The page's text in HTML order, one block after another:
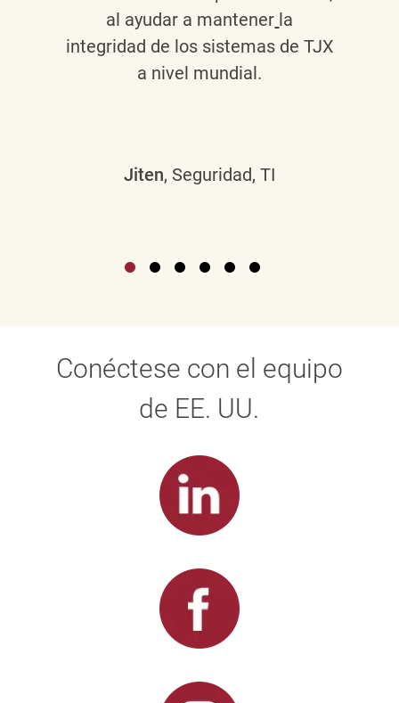
al ayudar a mantener la
integridad de los sistemas de TJX
a nivel mundial.
Jiten, Seguridad, TI
Conéctese con el equipo
de EE. UU.